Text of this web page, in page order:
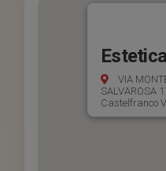
VIA
SALVAROSA
Castelfranco